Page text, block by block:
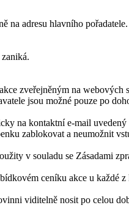
na adresu hlavního
zveřejněným na webových
jsou možné pouze po
na kontaktní e-mail uvedený
zablokovat a neumožnit
v souladu se Zásadami
ceníku akce u každé
viditelně nosit po celou